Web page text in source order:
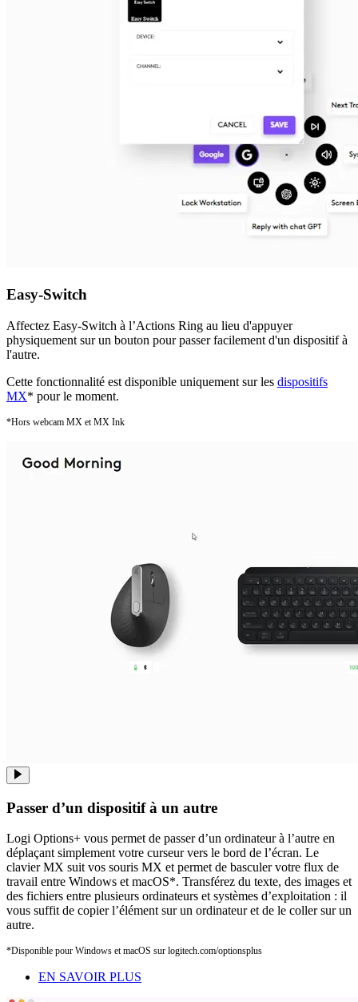
Easy-Switch
Affectez Easy-Switch à l’Actions Ring au lieu d'appuyer
physiquement sur un bouton pour passer facilement d'un dispositif à
l'autre.
Cette fonctionnalité est disponible uniquement sur les dispositifs
MX* pour le moment.
*Hors webcam MX et MX Ink
Passer d’un dispositif à un autre
Logi Options+ vous permet de passer d’un ordinateur à l’autre en
déplaçant simplement votre curseur vers le bord de l’écran. Le
clavier MX suit vos souris MX et permet de basculer votre flux de
travail entre Windows et macOS*. Transférez du texte, des images et
des fichiers entre plusieurs ordinateurs et systèmes d’exploitation : il
vous suffit de copier l’élément sur un ordinateur et de le coller sur un
autre.
*Disponible pour Windows et macOS sur logitech.com/optionsplus
EN SAVOIR PLUS